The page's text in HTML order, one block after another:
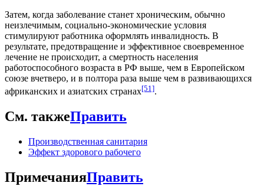
Затем, когда заболевание станет хроническим, обычно
неизлечимым, социально-экономические условия
стимулируют работника оформлять инвалидность. В
результате, предотвращение и эффективное своевременное
лечение не происходит, а смертность населения
работоспособного возраста в РФ выше, чем в Европейском
союзе вчетверо, и в полтора раза выше чем в развивающихся
африканских и азиатских странах[51].
См. такжеПравить
Производственная санитария
Эффект здорового рабочего
ПримечанияПравить